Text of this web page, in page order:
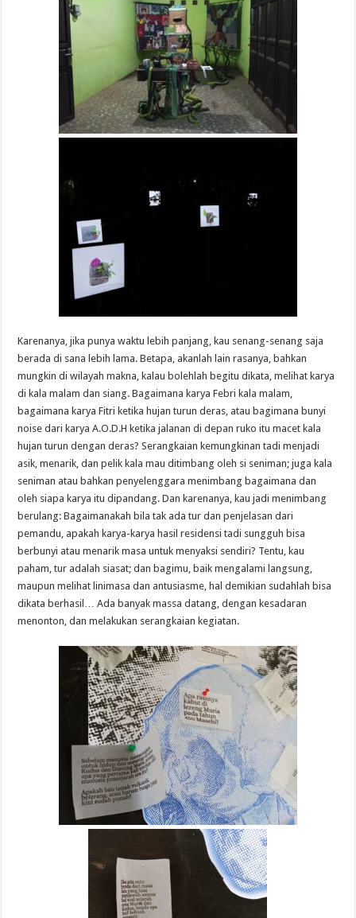
Karenanya, jika punya waktu lebih panjang, kau senang-senang saja
berada di sana lebih lama. Betapa, akanlah lain rasanya, bahkan
mungkin di wilayah makna, kalau bolehlah begitu dikata, melihat karya
di kala malam dan siang. Bagaimana karya Febri kala malam,
bagaimana karya Fitri ketika hujan turun deras, atau bagimana bunyi
noise dari karya A.O.D.H ketika jalanan di depan ruko itu macet kala
hujan turun dengan deras? Serangkaian kemungkinan tadi menjadi
asik, menarik, dan pelik kala mau ditimbang oleh si seniman; juga kala
seniman atau bahkan penyelenggara menimbang bagaimana dan
oleh siapa karya itu dipandang. Dan karenanya, kau jadi menimbang
berulang: Bagaimanakah bila tak ada tur dan penjelasan dari
pemandu, apakah karya-karya hasil residensi tadi sungguh bisa
berbunyi atau menarik masa untuk menyaksi sendiri? Tentu, kau
paham, tur adalah siasat; dan bagimu, baik mengalami langsung,
maupun melihat linimasa dan antusiasme, hal demikian sudahlah bisa
dikata berhasil… Ada banyak massa datang, dengan kesadaran
menonton, dan melakukan serangkaian kegiatan.